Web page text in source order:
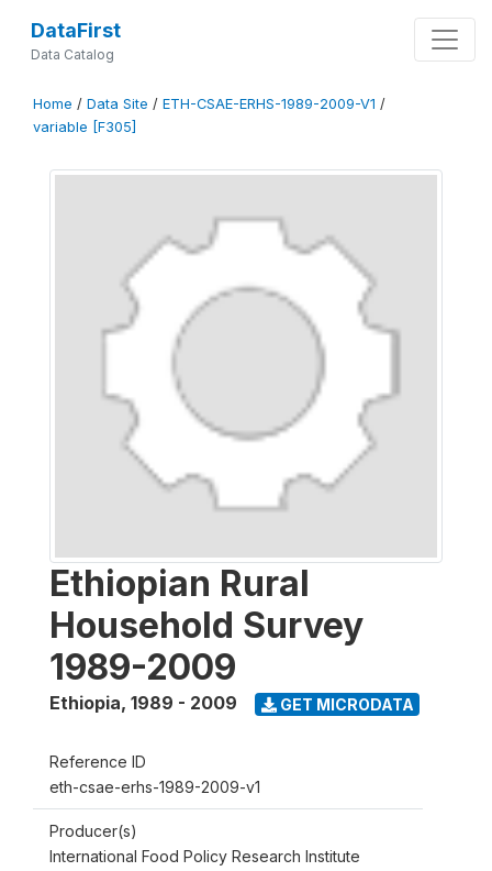
DataFirst
Data Catalog
Home / Data Site / ETH-CSAE-ERHS-1989-2009-V1 /
variable [F305]
Ethiopian Rural
Household Survey
1989-2009
Ethiopia, 1989 - 2009 GET MICRODATA
Reference ID
eth-csae-erhs-1989-2009-v1
Producer(s)
International Food Policy Research Institute